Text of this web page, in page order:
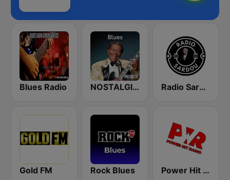
Blues Radio NOSTALGIE BLUES Radio Sardou
Gold FM Rock Blues Power Hit Radio